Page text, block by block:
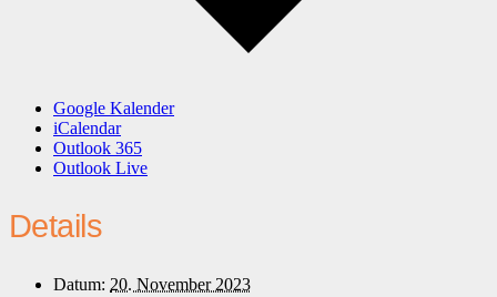
Google Kalender
iCalendar
Outlook 365
Outlook Live
Details
Datum: 20. November 2023